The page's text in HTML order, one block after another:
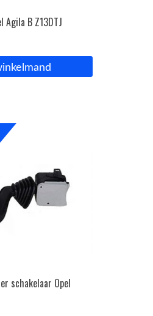
Agila B Z13DTJ
schakelaar Opel